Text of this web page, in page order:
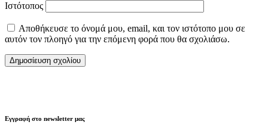
Ιστότοπος
Αποθήκευσε το όνομά μου, email, και τον ιστότοπο μου σε
αυτόν τον πλοηγό για την επόμενη φορά που θα σχολιάσω.
Εγγραφή στο newsletter μας